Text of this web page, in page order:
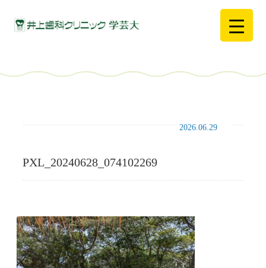
2026.06.29
PXL_20240628_074102269